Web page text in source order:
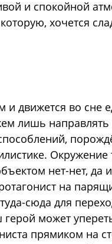
и спокойной
хочется
и движется во сне
лишь направлять
Окружение
нет-нет, да
на
сюда для
может
прямиком на